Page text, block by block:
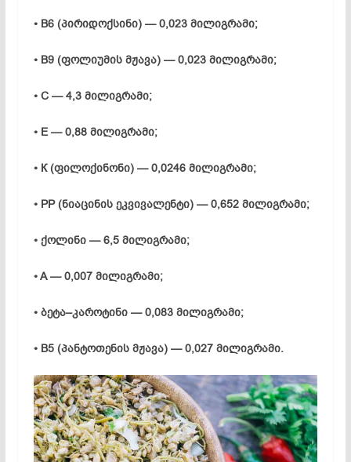
• B6 (პირიდოქსინი) — 0,023 მილიგრამი;
• B9 (ფოლიუმის მჟავა) — 0,023 მილიგრამი;
• C — 4,3 მილიგრამი;
• E — 0,88 მილიგრამი;
• К (ფილოქინონი) — 0,0246 მილიგრამი;
• PP (ნიაცინის ეკვივალენტი) — 0,652 მილიგრამი;
• ქოლინი — 6,5 მილიგრამი;
• A — 0,007 მილიგრამი;
• ბეტა–კაროტინი — 0,083 მილიგრამი;
• B5 (პანტოთენის მჟავა) — 0,027 მილიგრამი.